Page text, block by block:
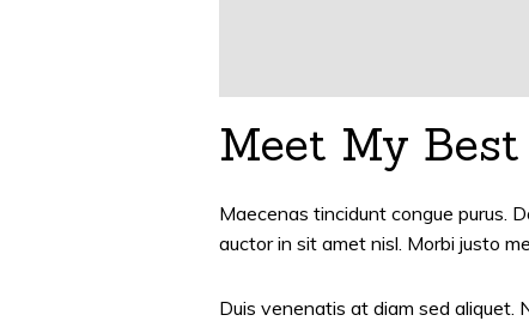
Meet My
Maecenas tincidunt congue purus.
auctor in sit amet nisl. Morbi justo
Duis venenatis at diam sed aliquet.